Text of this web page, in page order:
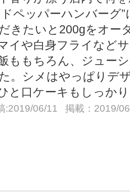
ドペッパーハンバーグ
きたいと200gをオー
イや白身フライなど
ももちろん、ジュー
。シメはやっぱりデ
と口ケーキもしっか
:2019/06/11 掲載：2019/